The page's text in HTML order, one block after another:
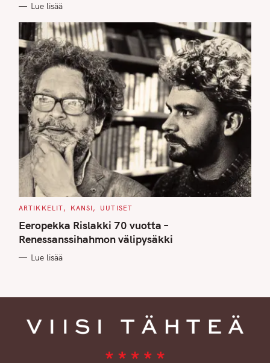
S
Lue lisää
C
T
E
G
O
I
ARTIKKELIT KANSI UUTISET
Eeropekka Rislakki 70 vuotta –
Renessanssihahmon välipysäkki
Lue lisää